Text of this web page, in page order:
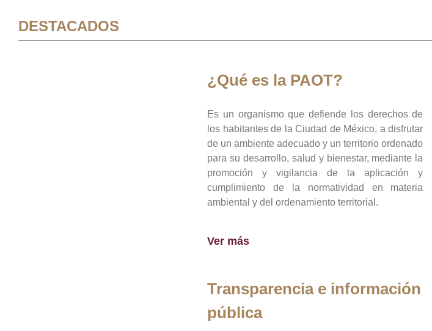
DESTACADOS
¿Qué es la PAOT?
Es un organismo que defiende los derechos de
los habitantes de la Ciudad de México, a disfrutar
de un ambiente adecuado y un territorio ordenado
para su desarrollo, salud y bienestar, mediante la
promoción y vigilancia de la aplicación y
cumplimiento de la normatividad en materia
ambiental y del ordenamiento territorial.
Ver más
Transparencia e información
pública